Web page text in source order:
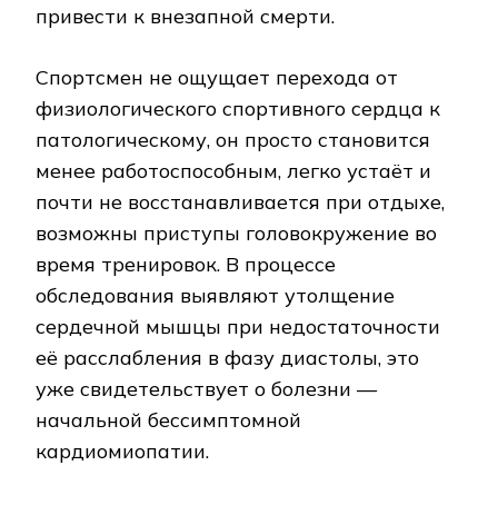
привести к внезапной смерти.
Спортсмен не ощущает перехода от
физиологического спортивного сердца к
патологическому, он просто становится
менее работоспособным, легко устаёт и
почти не восстанавливается при отдыхе,
возможны приступы головокружение во
время тренировок. В процессе
обследования выявляют утолщение
сердечной мышцы при недостаточности
её расслабления в фазу диастолы, это
уже свидетельствует о болезни —
начальной бессимптомной
кардиомиопатии.